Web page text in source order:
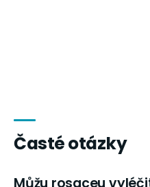
Časté otázky
Můžu rosaceu